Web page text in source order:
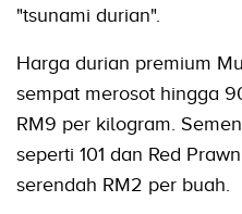
"tsunami durian".
Harga durian premium
sempat merosot hingga
RM9 per kilogram.
seperti 101 dan Red
serendah RM2 per buah.